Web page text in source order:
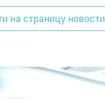
на страницу новости